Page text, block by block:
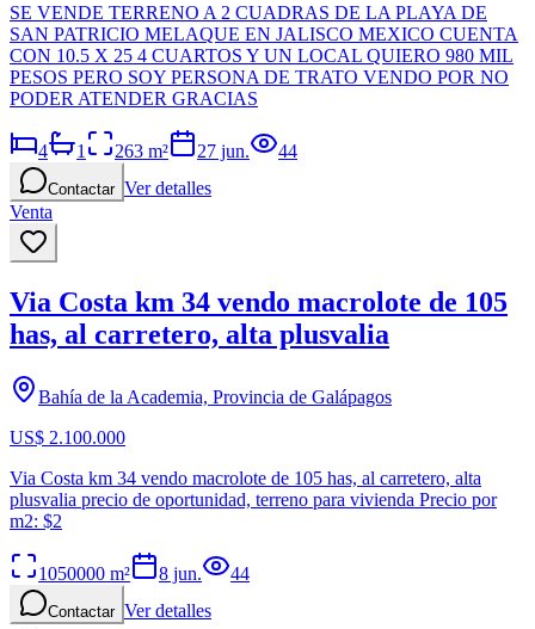
SE VENDE TERRENO A 2 CUADRAS DE LA PLAYA DE
SAN PATRICIO MELAQUE EN JALISCO MEXICO CUENTA
CON 10.5 X 25 4 CUARTOS Y UN LOCAL QUIERO 980 MIL
PESOS PERO SOY PERSONA DE TRATO VENDO POR NO
PODER ATENDER GRACIAS
4 1 263 m² 27 jun. 44
Contactar Ver detalles
Venta
Via Costa km 34 vendo macrolote de 105
has, al carretero, alta plusvalia
Bahía de la Academia, Provincia de Galápagos
US$ 2.100.000
Via Costa km 34 vendo macrolote de 105 has, al carretero, alta
plusvalia precio de oportunidad, terreno para vivienda Precio por
m2: $2
1050000 m² 8 jun. 44
Contactar Ver detalles